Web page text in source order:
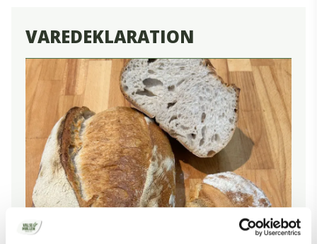
VAREDEKLARATION